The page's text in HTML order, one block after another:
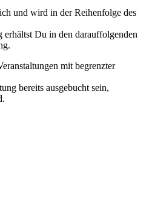
und wird in der Reihenfolge des
Du in den darauffolgenden
mit begrenzter
bereits ausgebucht sein,